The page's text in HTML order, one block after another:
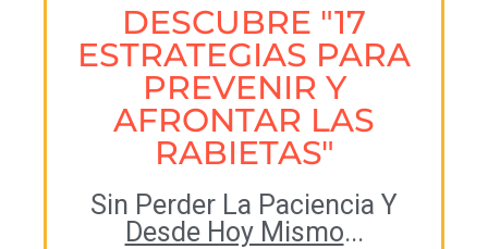
DESCUBRE "17
ESTRATEGIAS PARA
PREVENIR Y
AFRONTAR LAS
RABIETAS"
Sin Perder La Paciencia Y
Desde Hoy Mismo...